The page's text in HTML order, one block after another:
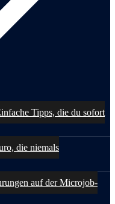
Tipps, die du sofort
die niemals
auf der Microjob-